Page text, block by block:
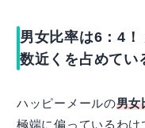
男女比率は6：4
数近くを占めてい
ハッピーメールの男女
極端に偏っているわ